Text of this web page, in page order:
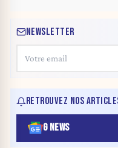
NEWSLETTER
RETROUVEZ NOS
G NEWS